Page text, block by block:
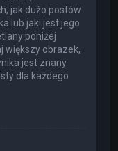
jak dużo postów
lub jaki jest jego
poniżej
większy obrazek,
jest znany
dla każdego